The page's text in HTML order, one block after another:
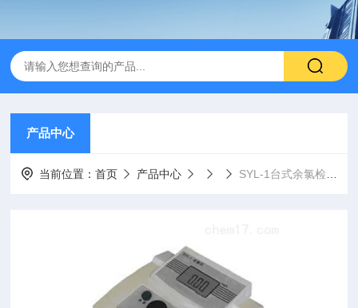
产品中心
当前位置：首页 产品中心 SYL-1台式余氯检测仪